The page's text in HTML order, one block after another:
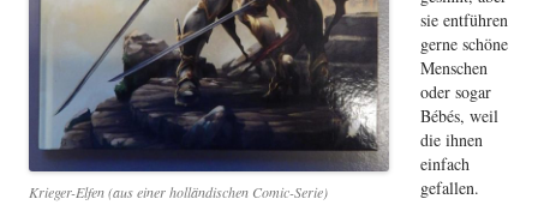
Krieger-Elfen (aus einer holländischen Comic-Serie)
sie entführen
gerne schöne
Menschen
oder sogar
Bébés, weil
die ihnen
einfach
gefallen.